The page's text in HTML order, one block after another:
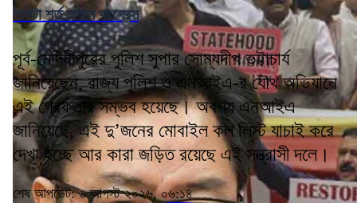
পালটা শর্ত চাপাল কংগ্রেস
পূর্ব-মেদিনীপুরের পুলিশ সুপার সোম্যদীপ ভট্টাচার্য
জানিয়েছেন, রাজ্য পুলিশ ও এনআইএ-র যৌথ অভিযানে
এই গ্রেফতার সম্ভব হয়েছে। অবশ্য এনআইএ
জানিয়েছে, এই দু’জনের মোবাইল কল লিস্ট যাচাই করে
দেখা হচ্ছে আর কারা জড়িত রয়েছে এই সন্ত্রাসী দলে।
শেষ আপডেট: ৬ আগস্ট ২০২৬, ০৬:১৪